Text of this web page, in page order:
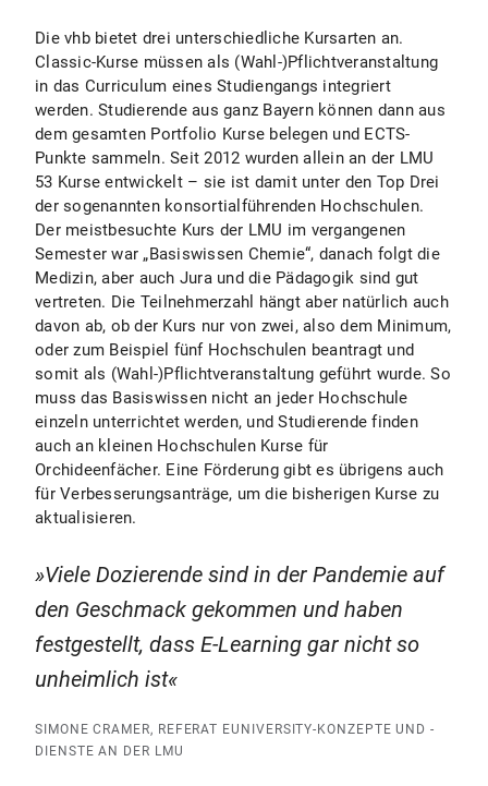
Die vhb bietet drei unterschiedliche Kursarten an.
Classic-Kurse müssen als (Wahl-)Pflichtveranstaltung
in das Curriculum eines Studiengangs integriert
werden. Studierende aus ganz Bayern können dann aus
dem gesamten Portfolio Kurse belegen und ECTS-
Punkte sammeln. Seit 2012 wurden allein an der LMU
53 Kurse entwickelt – sie ist damit unter den Top Drei
der sogenannten konsortialführenden Hochschulen.
Der meistbesuchte Kurs der LMU im vergangenen
Semester war „Basiswissen Chemie“, danach folgt die
Medizin, aber auch Jura und die Pädagogik sind gut
vertreten. Die Teilnehmerzahl hängt aber natürlich auch
davon ab, ob der Kurs nur von zwei, also dem Minimum,
oder zum Beispiel fünf Hochschulen beantragt und
somit als (Wahl-)Pflichtveranstaltung geführt wurde. So
muss das Basiswissen nicht an jeder Hochschule
einzeln unterrichtet werden, und Studierende finden
auch an kleinen Hochschulen Kurse für
Orchideenfächer. Eine Förderung gibt es übrigens auch
für Verbesserungsanträge, um die bisherigen Kurse zu
aktualisieren.
Viele Dozierende sind in der Pandemie auf
den Geschmack gekommen und haben
festgestellt, dass E-Learning gar nicht so
unheimlich ist
SIMONE CRAMER, REFERAT EUNIVERSITY-KONZEPTE UND -
DIENSTE AN DER LMU